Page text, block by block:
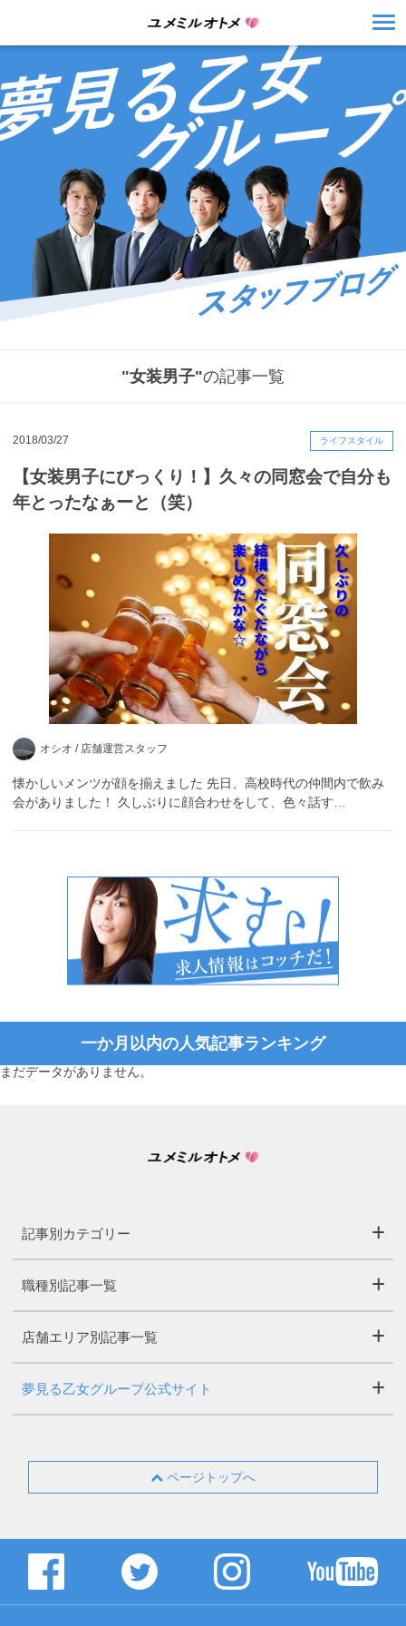
"女装男子"の記事一覧
2018/03/27 ライフスタイル
【女装男子にびっくり！】久々の同窓会で自分も
年とったなぁーと（笑）
オシオ / 店舗運営スタッフ
懐かしいメンツが顔を揃えました 先日、高校時代の仲間内で飲み
会がありました！ 久しぶりに顔合わせをして、色々話す…
一か月以内の人気記事ランキング
まだデータがありません。
記事別カテゴリー
職種別記事一覧
店舗エリア別記事一覧
夢見る乙女グループ公式サイト
ページトップへ